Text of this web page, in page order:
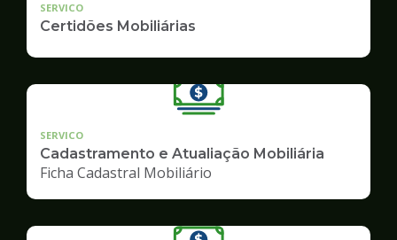
SERVICO
Certidões Mobiliárias
SERVICO
Cadastramento e Atualiação Mobiliária
Ficha Cadastral Mobiliário